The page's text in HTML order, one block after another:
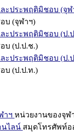
ละประพฤติมิชอบ (จุฬ
บ (จุฬาฯ)
ละประพฤติมิชอบ (ป.
บ (ป.ป.ช.)
ละประพฤติมิชอบ (ป.
บ (ป.ป.ท.)
าฯ หน่วยงานของจุฬ
ไลน์ สมุดโทรศัพท์อ